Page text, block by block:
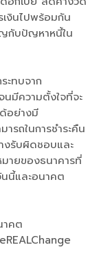
งินไปพร้อมกัน
กับปัญหาหนี้ใน
ะทบจาก
มีความตั้งใจที่จะ
อย่างมี
รถในการชำระคืน
งรับผิดชอบและ
ายของธนาคารที่
นี้และอนาคต
าคต